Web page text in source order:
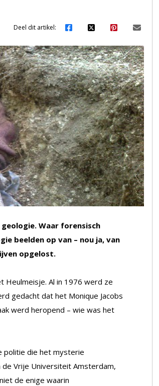
Deel dit artikel:
Waar forensisch
beelden op van – nou ja, van
opgelost.
Heulmeisje. Al in 1976 werd ze
gedacht dat het Monique Jacobs
werd heropend – wie was het
politie die het mysterie
Vrije Universiteit Amsterdam,
de enige waarin